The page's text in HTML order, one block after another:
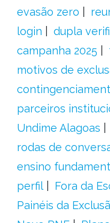
evasão zero
login
dupla
campanha 2025
motivos de
parceiros
Undime Alagoas
rodas de
ensino
perfil
Fora da
Painéis da